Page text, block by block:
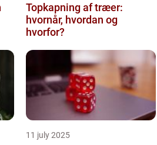
Topkapning af træer:
hvornår, hvordan og
hvorfor?
11 july 2025